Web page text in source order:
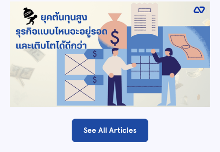
See All Articles